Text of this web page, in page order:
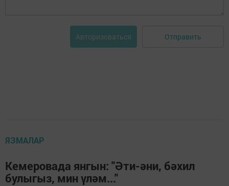
Авторизоваться Отправить
ЯЗМАЛАР
Кемеровада янгын: "Әти-әни, бәхил
булыгыз, мин үләм..."